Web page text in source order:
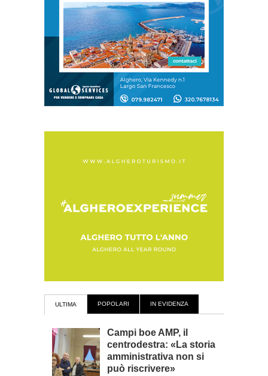
ULTIMA POPOLARI IN EVIDENZA
Campi boe AMP, il
centrodestra: «La storia
amministrativa non si
può riscrivere»